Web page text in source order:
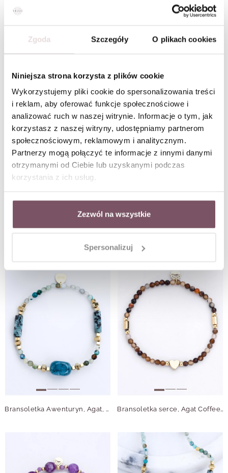
Zgoda Szczegóły O plikach cookies
Niniejsza strona korzysta z plików cookie
Wykorzystujemy pliki cookie do spersonalizowania treści
i reklam, aby oferować funkcje społecznościowe i
analizować ruch w naszej witrynie. Informacje o tym, jak
korzystasz z naszej witryny, udostępniamy partnerom
społecznościowym, reklamowym i analitycznym.
Partnerzy mogą połączyć te informacje z innymi danymi
otrzymanymi od Ciebie lub uzyskanymi podczas
korzystania z ich usług.
Zezwól na wszystkie
Spersonalizuj
Zestaw Biżuterii Ocean After Dark
W ZESTAWIE TANIEJ
Naszyjnik serce, Agat zielony, stal pozłacana S314940Z00
Bransoletka Awenturyn, Agat, stal pozłacana S115003Z00 Bransoletka serce, Agat Coffee, stal pozłacana S114947Z00